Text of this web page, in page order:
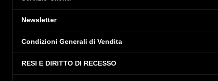
Newsletter
Condizioni Generali di Vendita
RESI E DIRITTO DI RECESSO